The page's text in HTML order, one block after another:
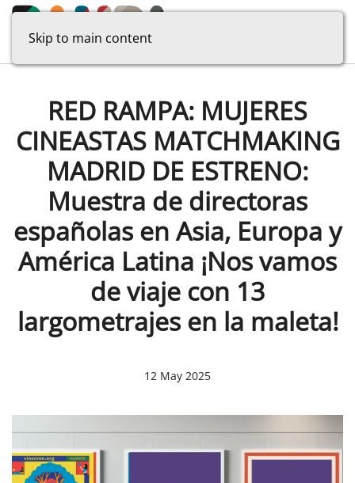
Skip to main content
RED RAMPA: MUJERES
CINEASTAS MATCHMAKING
MADRID DE ESTRENO:
Muestra de directoras
españolas en Asia, Europa y
América Latina ¡Nos vamos
de viaje con 13
largometrajes en la maleta!
12 May 2025